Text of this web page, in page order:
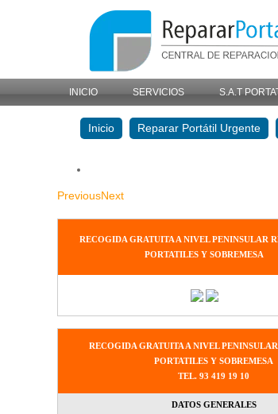
INICIO SERVICIOS S.A.T
Inicio Reparar Portátil Urgente
PreviousNext
RECOGIDA GRATUITA A NIVEL PENINSULAR
PORTATILES Y SOBREMESA
RECOGIDA GRATUITA A NIVEL
PORTATILES Y SOBREMESA
TEL. 93 419 19 10
DATOS GENERALES